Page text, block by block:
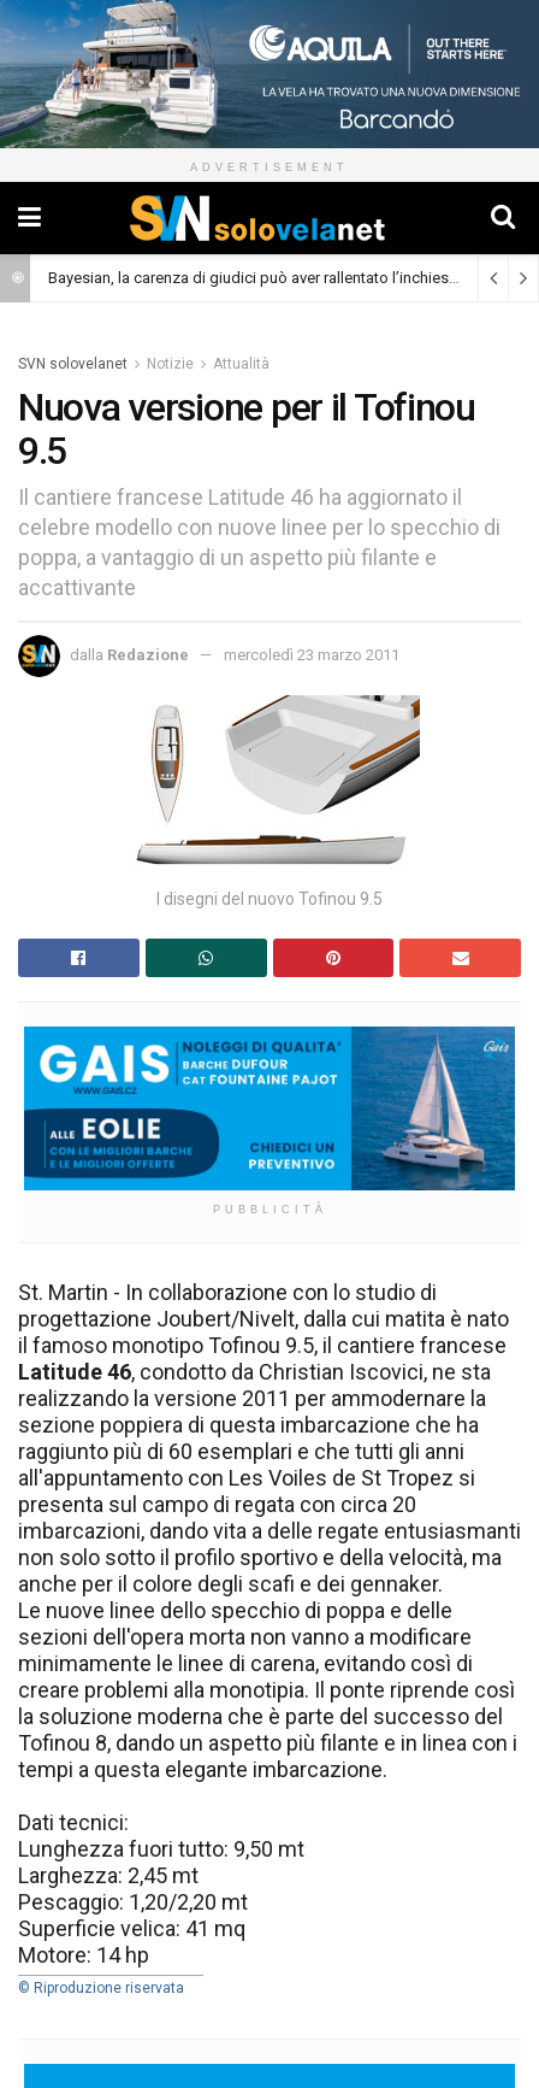
ADVERTISEMENT
Bayesian, la carenza di giudici può aver rallentato l’inchiesta (Cronaca)
SVN solovelanet Notizie Attualità
Nuova versione per il Tofinou
9.5
Il cantiere francese Latitude 46 ha aggiornato il
celebre modello con nuove linee per lo specchio di
poppa, a vantaggio di un aspetto più filante e
accattivante
dalla Redazione mercoledì 23 marzo 2011
I disegni del nuovo Tofinou 9.5
PUBBLICITÀ
St. Martin - In collaborazione con lo studio di
progettazione Joubert/Nivelt, dalla cui matita è nato
il famoso monotipo Tofinou 9.5, il cantiere francese
Latitude 46, condotto da Christian Iscovici, ne sta
realizzando la versione 2011 per ammodernare la
sezione poppiera di questa imbarcazione che ha
raggiunto più di 60 esemplari e che tutti gli anni
all'appuntamento con Les Voiles de St Tropez si
presenta sul campo di regata con circa 20
imbarcazioni, dando vita a delle regate entusiasmanti
non solo sotto il profilo sportivo e della velocità, ma
anche per il colore degli scafi e dei gennaker.
Le nuove linee dello specchio di poppa e delle
sezioni dell'opera morta non vanno a modificare
minimamente le linee di carena, evitando così di
creare problemi alla monotipia. Il ponte riprende così
la soluzione moderna che è parte del successo del
Tofinou 8, dando un aspetto più filante e in linea con i
tempi a questa elegante imbarcazione.
Dati tecnici:
Lunghezza fuori tutto: 9,50 mt
Larghezza: 2,45 mt
Pescaggio: 1,20/2,20 mt
Superficie velica: 41 mq
Motore: 14 hp
© Riproduzione riservata